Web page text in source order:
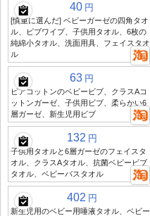
40 円
[慎重に選んだ] ベビーガーゼの四角タオ
ル、ビブワイプ、子供用タオル、6枚の
純綿小タオル、洗面用具、フェイスタオ
ル
63 円
ピアコットンのベビービブ、クラスAコ
ットンガーゼ、子供用ビブ、柔らかい6
層ガーゼ、新生児用ビブ
132 円
子供用タオルと6層ガーゼのフェイスタ
オル、クラスAタオル、抗菌ベビービブ
タオル、ベビーバスタオル
402 円
新生児用のベビー用唾液タオル、ベビー